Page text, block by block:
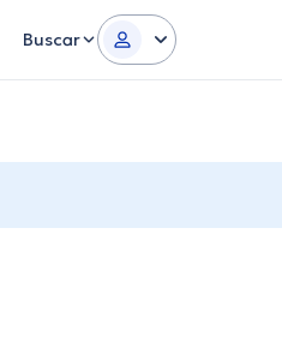
Buscar